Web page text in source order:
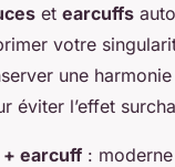
et earcuffs
votre
une
éviter l’effet
earcuff : moderne